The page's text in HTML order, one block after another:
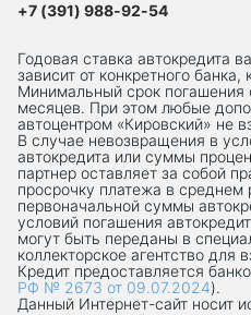
+7 (391) 988-92-54
Годовая ставка автокредита
зависит от конкретного
Минимальный срок
месяцев. При этом любые
автоцентром «Кировский» не
В случае невозвращения в
автокредита или суммы
партнер оставляет за собой
просрочку платежа в среднем
первоначальной суммы
условий погашения
могут быть переданы в
коллекторское агентство для
Кредит предоставляется
РФ № 2673 от 09.07.2024).
Данный Интернет-сaйт носит